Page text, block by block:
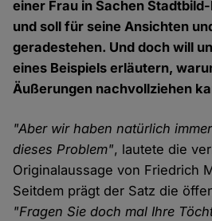
einer Frau in Sachen
und soll für seine Ansichten
geradestehen. Und doch will
eines Beispiels erläutern,
Äußerungen nachvollziehen
"Aber wir haben natürlich
dieses Problem", lautete die
Originalaussage von Friedrich
Seitdem prägt der Satz die
"Fragen Sie doch mal Ihre